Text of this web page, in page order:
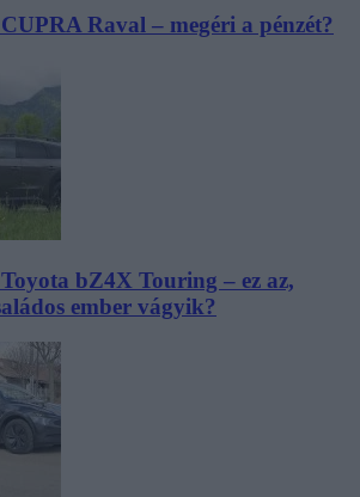
Raval – megéri a pénzét?
bZ4X Touring – ez az,
ember vágyik?